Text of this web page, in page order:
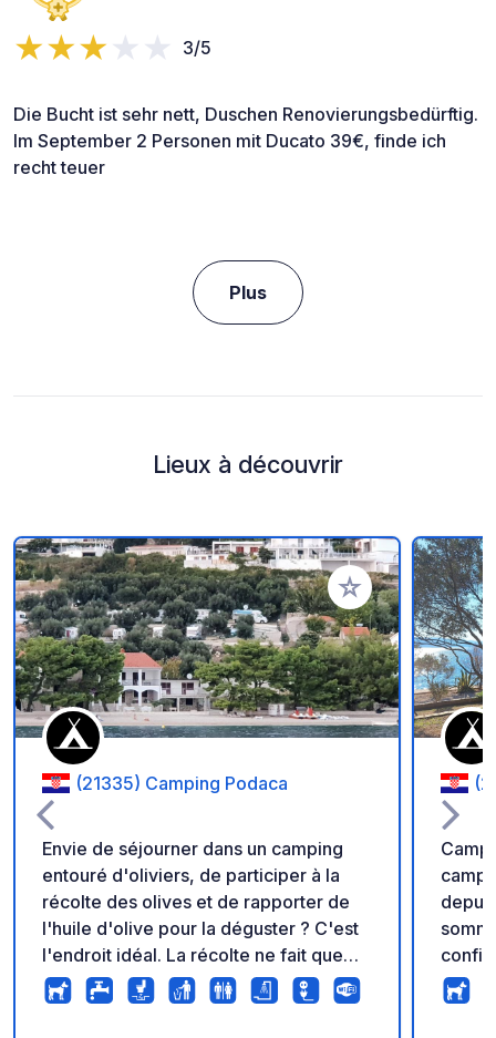
3/5
Die Bucht ist sehr nett, Duschen Renovierungsbedürftig.
Im September 2 Personen mit Ducato 39€, finde ich
recht teuer
Plus
Lieux à découvrir
Ajouter à vos
(21335) Camping Podaca
Envie de séjourner dans un camping
entouré d'oliviers, de participer à la
récolte des olives et de rapporter de
l'huile d'olive pour la déguster ? C'est
l'endroit idéal. La récolte ne fait que
commencer ! Le Camping Podaca est
un camping familial situé en bord de
Camp